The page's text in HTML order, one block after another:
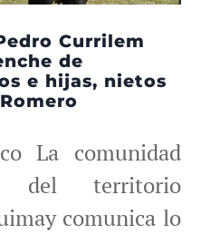
Currilem
de
e hijas, nietos
La comunidad
del territorio
comunica lo